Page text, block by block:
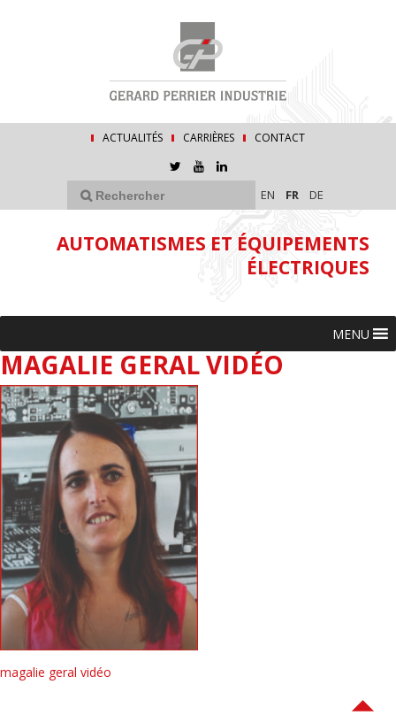
ACTUALITÉS CARRIÈRES CONTACT
EN FR DE
AUTOMATISMES ET ÉQUIPEMENTS
ÉLECTRIQUES
MENU
MAGALIE GERAL VIDÉO
magalie geral vidéo